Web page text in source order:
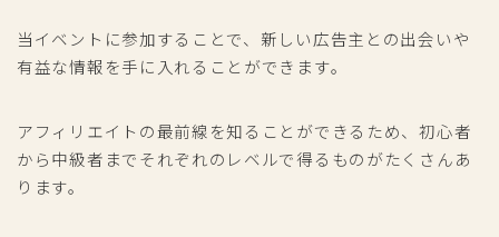
当イベントに参加することで、新しい広告主との出会いや
有益な情報を手に入れることができます。
アフィリエイトの最前線を知ることができるため、初心者
から中級者までそれぞれのレベルで得るものがたくさんあ
ります。